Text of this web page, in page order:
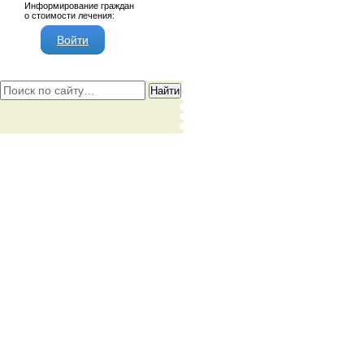
Информирование граждан
о стоимости лечения:
Войти